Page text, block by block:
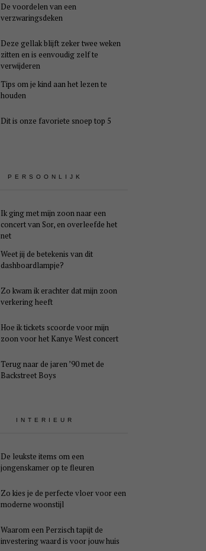
De voordelen van een
verzwaringsdeken
Deze gellak blijft zeker twee weken
zitten en is eenvoudig zelf te
verwijderen
Tips om je kind aan het lezen te
houden
Dit is onze favoriete snoep top 5
PERSOONLIJK
Ik ging met mijn zoon naar een
concert van Sor, en overleefde het
net
Weet jij de betekenis van dit
dashboardlampje?
Zo kwam ik erachter dat mijn zoon
verkering heeft
Hoe ik tickets scoorde voor mijn
zoon voor het Kanye West concert
Terug naar de jaren ’90 met de
Backstreet Boys
INTERIEUR
De leukste items om een
jongenskamer op te fleuren
Zo kies je de perfecte vloer voor een
moderne woonstijl
Waarom een Perzisch tapijt de
investering waard is voor jouw huis